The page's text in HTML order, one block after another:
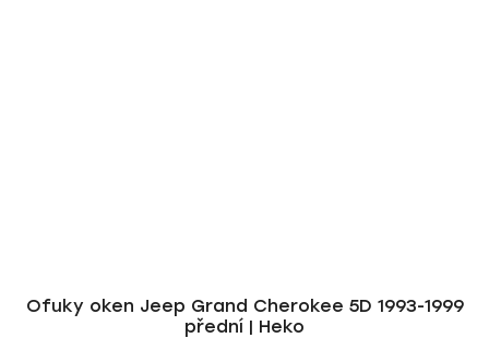
Ofuky oken Jeep Grand Cherokee 5D 1993-1999
přední | Heko